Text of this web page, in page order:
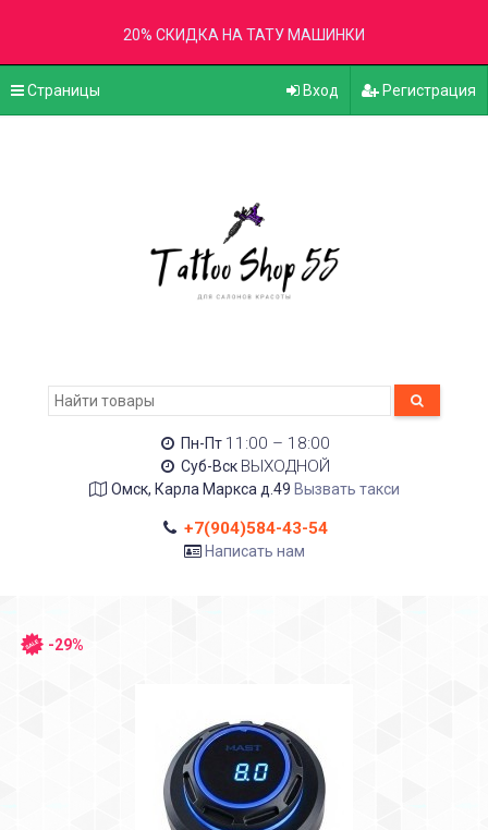
20% СКИДКА НА ТАТУ МАШИНКИ
Страницы Вход Регистрация
Пн-Пт 11:00 – 18:00
Суб-Вск ВЫХОДНОЙ
Омск, Карла Маркса д.49 Вызвать такси
+7(904)584-43-54
Написать нам
-29%